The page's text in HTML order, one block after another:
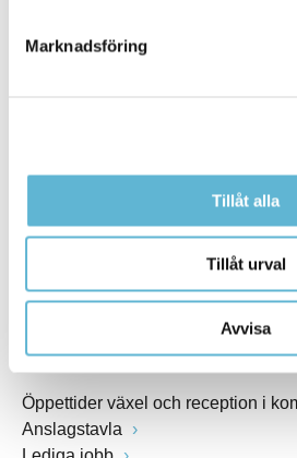
Marknadsföring
Tillåt alla
Tillåt urval
Avvisa
Postadress
www.bromolla.se
Växel: 0456-82 20 00
Öppettider växel och reception i
Anslagstavla